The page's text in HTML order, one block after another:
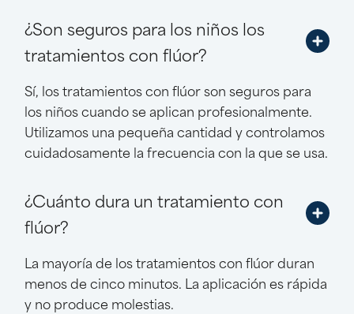
¿Son seguros para los niños los
tratamientos con flúor?
Sí, los tratamientos con flúor son seguros para
los niños cuando se aplican profesionalmente.
Utilizamos una pequeña cantidad y controlamos
cuidadosamente la frecuencia con la que se usa.
¿Cuánto dura un tratamiento con
flúor?
La mayoría de los tratamientos con flúor duran
menos de cinco minutos. La aplicación es rápida
y no produce molestias.